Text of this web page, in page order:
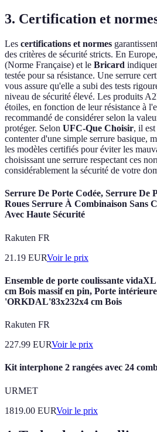
3. Certification et
Les certifications et normes
des critères de sécurité stricts. En
(Norme Française) et le Bricard
testée pour sa résistance. Une serrure
vous assure qu'elle a subi des tests
niveau de sécurité élevé. Les produits
étoiles, en fonction de leur résistance à
recommandé de considérer selon la
protéger. Selon UFC-Que Choisir, il
contenter d'une simple serrure basique,
les modèles certifiés pour éviter les
choisissant une serrure respectant ces
considérablement la sécurité de votre
Serrure De Porte Codée, Serrure De
Roues Serrure À Combinaison Sans
Avec Haute Sécurité
Rakuten FR
21.19 EURVoir le prix
Ensemble de porte coulissante
cm Bois massif en pin, Porte
'ORKDAL'83x232x4 cm Bois
Rakuten FR
227.99 EURVoir le prix
Kit interphone 2 rangées avec 24
URMET
1819.00 EURVoir le prix